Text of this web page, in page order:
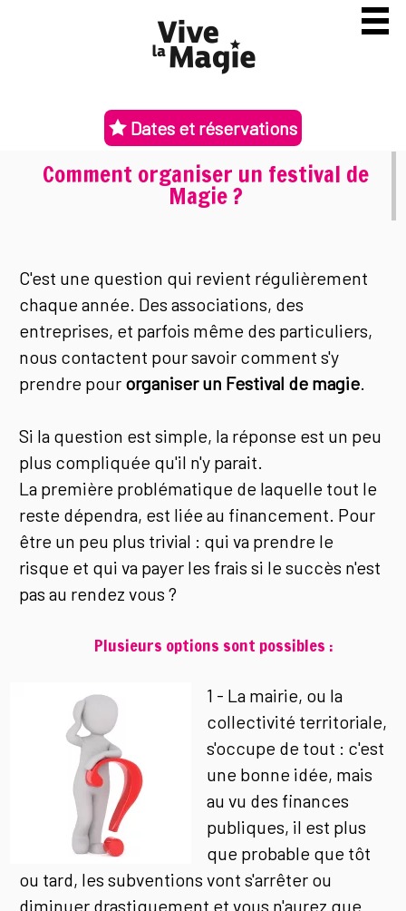
Dates et réservations
Comment organiser un festival de
Magie ?
C'est une question qui revient régulièrement
chaque année. Des associations, des
entreprises, et parfois même des particuliers,
nous contactent pour savoir comment s'y
prendre pour organiser un Festival de magie.
Si la question est simple, la réponse est un peu
plus compliquée qu'il n'y parait.
La première problématique de laquelle tout le
reste dépendra, est liée au financement. Pour
être un peu plus trivial : qui va prendre le
risque et qui va payer les frais si le succès n'est
pas au rendez vous ?
Plusieurs options sont possibles :
1 - La mairie, ou la
collectivité territoriale,
s'occupe de tout : c'est
une bonne idée, mais
au vu des finances
publiques, il est plus
que probable que tôt
ou tard, les subventions vont s'arrêter ou
diminuer drastiquement et vous n'aurez que